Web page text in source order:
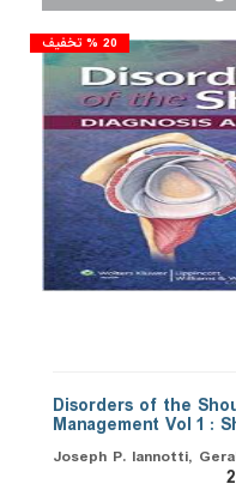
20 % تخفیف
Disorders of the
Management Vol 1 :
Joseph P. Iannotti,